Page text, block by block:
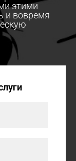
этими
и вовремя